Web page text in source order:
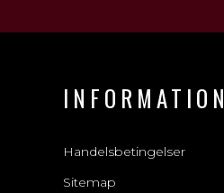
INFORMATION
Handelsbetingelser
Sitemap